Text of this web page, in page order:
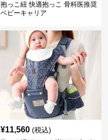
抱っこ紐 快適抱っこ 骨科医推奨
ベビーキャリア
¥11,560 (税込)